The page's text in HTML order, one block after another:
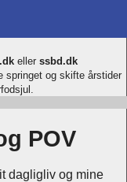
eller ssbd.dk
springet og skifte årstider
POV
dagligliv og mine